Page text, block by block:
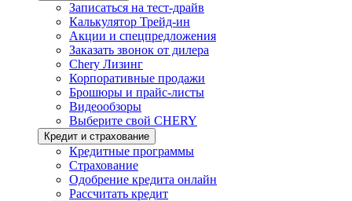
Записаться на тест-драйв
Калькулятор Трейд-ин
Акции и спецпредложения
Заказать звонок от дилера
Chery Лизинг
Корпоративные продажи
Брошюры и прайс-листы
Видеообзоры
Выберите свой CHERY
Кредит и страхование
Кредитные программы
Страхование
Одобрение кредита онлайн
Рассчитать кредит